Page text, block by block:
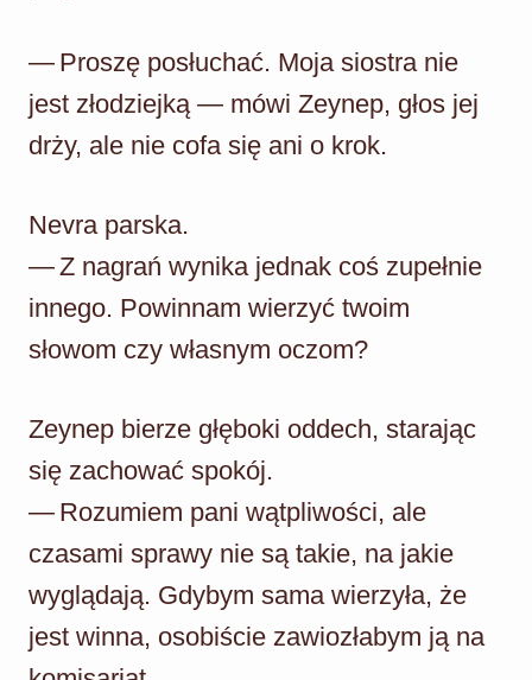
— Proszę posłuchać. Moja siostra nie
jest złodziejką — mówi Zeynep, głos jej
drży, ale nie cofa się ani o krok.
Nevra parska.
— Z nagrań wynika jednak coś zupełnie
innego. Powinnam wierzyć twoim
słowom czy własnym oczom?
Zeynep bierze głęboki oddech, starając
się zachować spokój.
— Rozumiem pani wątpliwości, ale
czasami sprawy nie są takie, na jakie
wyglądają. Gdybym sama wierzyła, że
jest winna, osobiście zawiozłabym ją na